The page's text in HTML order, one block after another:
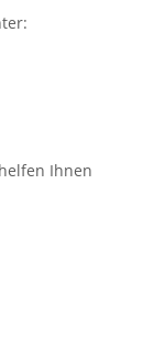
Ihnen